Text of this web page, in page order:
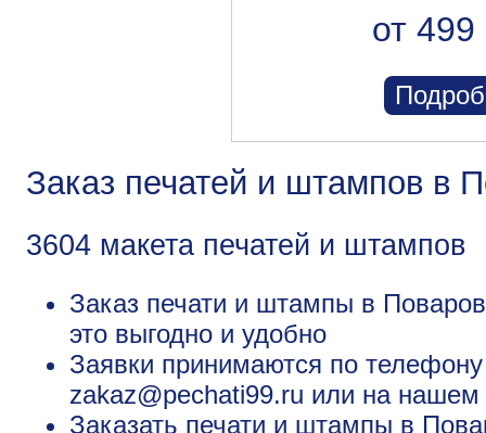
от 499
Заказ печатей и штампов в
3604 макета печатей и штампов
Заказ печати и штампы в
это выгодно и удобно
Заявки принимаются по
zakaz@pechati99.ru или на нашем
Заказать печати и штампы в